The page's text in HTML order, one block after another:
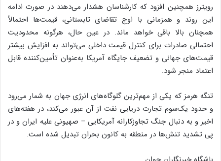
رویترز همچنین افزود که کارشناسان هشدار می‌دهند در صورت ادامه
این روند و همزمانی با اوج تقاضای تابستانی، قیمت‌ها احتمالاً
همچنان بالا باقی خواهد ماند. در عین حال، هرگونه محدودیت
احتمالی صادرات برای کنترل قیمت داخلی می‌تواند به افزایش بیشتر
قیمت‌های جهانی و تضعیف جایگاه آمریکا به‌عنوان تأمین‌کننده قابل
اعتماد منجر شود.
تنگه هرمز که یکی از مهم‌ترین گلوگاه‌های انرژی جهان به شمار می‌رود
و حدود یک‌سوم تجارت دریایی نفت از آن عبور می‌کند، در هفته‌های
اخیر و به دنبال جنگ تجاوزکارانه آمریکایی – صهیونی علیه ایران و در
پی تشدید تنش‌ها در منطقه به کانون بحران تبدیل شده است.